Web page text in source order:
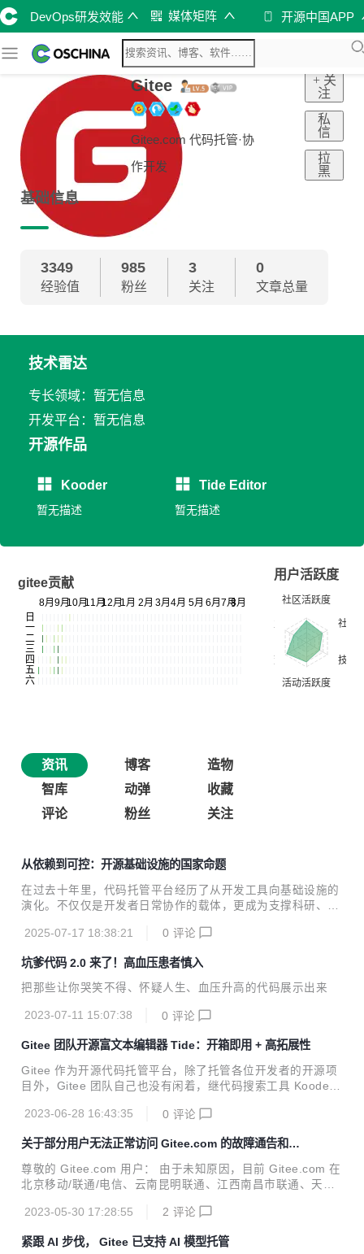
DevOps研发效能 媒体矩阵 开源中国APP
Gitee
Gitee.com 代码托管·协
作开发
+ 关
注
私
信
拉
黑
基础信息
3349
经验值
985
粉丝
3
关注
0
文章总量
技术雷达
专长领域：暂无信息
开发平台：暂无信息
开源作品
Kooder
暂无描述
Tide Editor
暂无描述
gitee贡献
用户活跃度
资讯 博客
造物
智库
动弹
收藏
评论
粉丝 关注
从依赖到可控：开源基础设施的国家命题
在过去十年里，代码托管平台经历了从开发工具向基础设施的
演化。不仅仅是开发者日常协作的载体，更成为支撑科研、产
略的深入推进，“代码平台是否自主可控”这一问题，已从技术
决定了其能否承担长期、关键的系统角色。 Gitee 正是在这一
战略背景下，逐步从代码协作平台走向国家级开源基础设施的
件中被进一步印证。 GitHub 403 事件说明了什么 2025年4月
遇到 403 拒绝访...
2025-07-17 18:38:21 0 评论
坑爹代码 2.0 来了！高血压患者慎入
把那些让你哭笑不得、怀疑人生、血压升高的代码展示出来
2023-07-11 15:07:38 0 评论
Gitee 团队开源富文本编辑器 Tide：开箱即用 + 高拓展性
Gitee 作为开源代码托管平台，除了托管各位开发者的开源项
目外，Gitee 团队自己也没有闲着，继代码搜索工具 Kooder
2023-06-28 16:43:35
0 评论
关于部分用户无法正常访问 Gitee.com 的故障通告和解
决方法
尊敬的 Gitee.com 用户： 由于未知原因，目前 Gitee.com 在
北京移动/联通/电信、云南昆明联通、江西南昌市联通、天津
原因未明，我们已向相关运营商紧急报障排查，给您使用带来
访问。以下是经验证有效可用的公共 DNS 参考： 百度公共 D
2023-05-30 17:28:55 2 评论
紧跟 AI 步伐， Gitee 已支持 AI 模型托管